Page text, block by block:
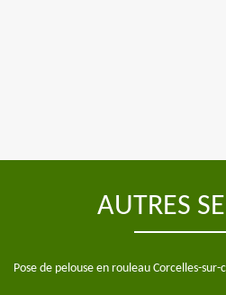
AUTRES
Pose de pelouse en rouleau Corcelles-sur-